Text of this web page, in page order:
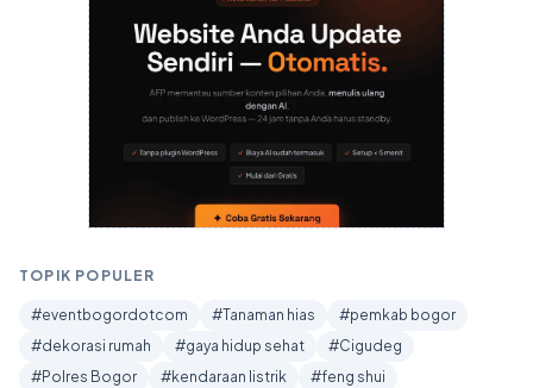
TOPIK POPULER
#eventbogordotcom #Tanaman hias
#pemkab bogor
#dekorasi rumah
#gaya hidup sehat
#Cigudeg
#Polres Bogor
#kendaraan listrik
#feng shui